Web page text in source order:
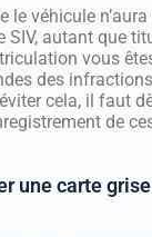
le véhicule
SIV, autant que
vous
des
cela, il faut
de
une carte